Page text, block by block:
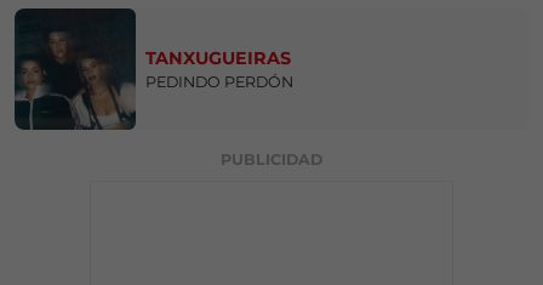
TANXUGUEIRAS
PEDINDO PERDÓN
PUBLICIDAD